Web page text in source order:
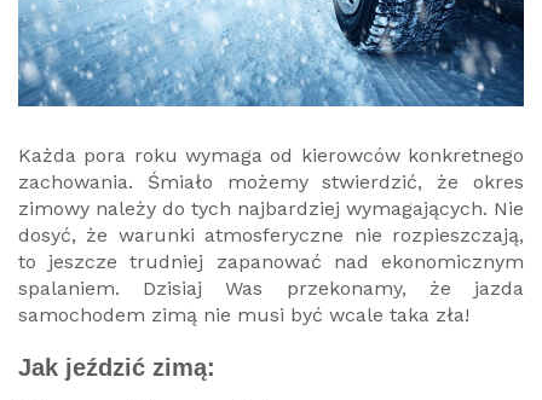
Każda pora roku wymaga od kierowców konkretnego
zachowania. Śmiało możemy stwierdzić, że okres
zimowy należy do tych najbardziej wymagających. Nie
dosyć, że warunki atmosferyczne nie rozpieszczają,
to jeszcze trudniej zapanować nad ekonomicznym
spalaniem. Dzisiaj Was przekonamy, że jazda
samochodem zimą nie musi być wcale taka zła!
Jak jeździć zimą: